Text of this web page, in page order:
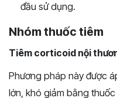
đầu sử dụng.
Nhóm thuốc tiêm
Tiêm corticoid nội
Phương pháp này được
lớn, khó giảm bằng